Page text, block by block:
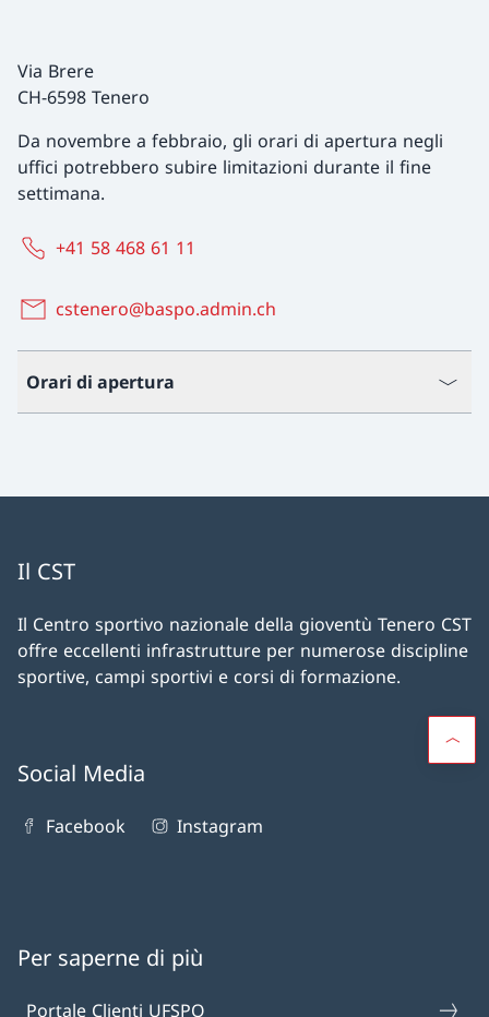
Via Brere
CH-6598 Tenero
Da novembre a febbraio, gli orari di apertura negli
uffici potrebbero subire limitazioni durante il fine
settimana.
+41 58 468 61 11
cstenero@baspo.admin.ch
Orari di apertura
Il CST
Il Centro sportivo nazionale della gioventù Tenero CST
offre eccellenti infrastrutture per numerose discipline
sportive, campi sportivi e corsi di formazione.
Social Media
Facebook Instagram
Per saperne di più
Portale Clienti UFSPO